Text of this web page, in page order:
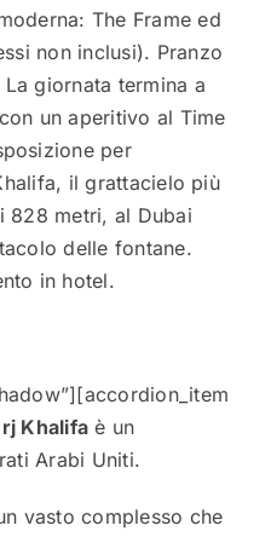
The Frame ed
non inclusi). Pranzo
giornata termina a
un aperitivo al Time
per
il grattacielo più
828 metri, al Dubai
delle fontane.
in hotel.
Khalifa è un
Arabi Uniti.
vasto complesso che